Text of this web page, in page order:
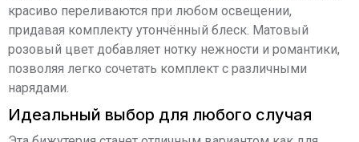
красиво переливаются при любом освещении,
придавая комплекту утончённый блеск. Матовый
розовый цвет добавляет нотку нежности и романтики,
позволяя легко сочетать комплект с различными
нарядами.
Идеальный выбор для любого случая